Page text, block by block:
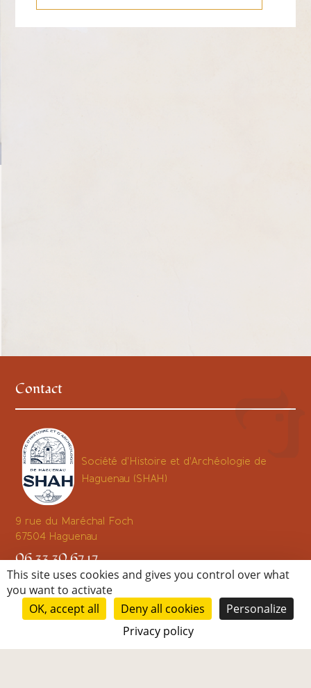
Contact
Société d'Histoire et d'Archéologie de
Haguenau (SHAH)
9 rue du Maréchal Foch
67504 Haguenau
06 33 30 67 17
info@shahaguenau.org
Toute notre équipe est à votre disposition pour
répondre à vos questions, alors
n'hésitez pas à nous contacter via notreformulaire en
This site uses cookies and gives you control over what
you want to activate
OK, accept all
Deny all cookies
Personalize
Privacy policy